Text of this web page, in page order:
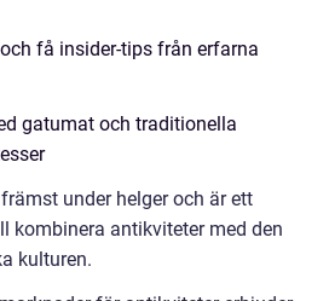
få insider-tips från erfarna
gatumat och traditionella
under helger och är ett
kombinera antikviteter med den
kulturen.